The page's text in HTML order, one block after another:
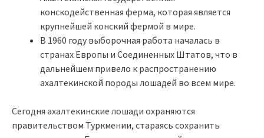
конскодейственная ферма, которая является
крупнейшей конский фермой в мире.
В 1960 году выборочная работа началась в
странах Европы и Соединенных Штатов, что в
дальнейшем привело к распространению
ахалтекинской породы лошадей во всем мире.
Сегодня ахалтекинские лошади охраняются
правительством Туркмении, стараясь сохранить